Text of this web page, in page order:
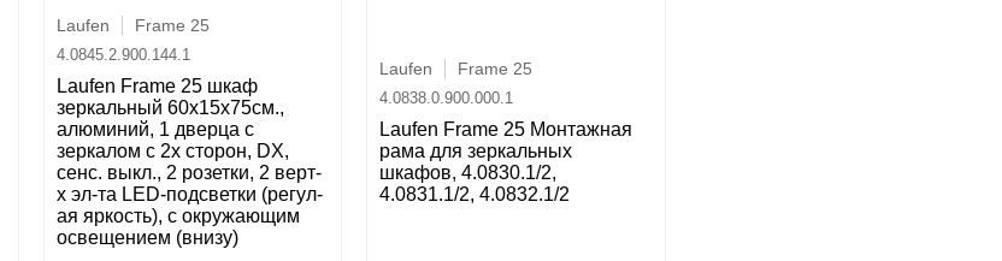
Laufen Frame 25
4.0845.2.900.144.1
Laufen Frame 25 шкаф
зеркальный 60x15x75cм.,
алюминий, 1 дверца с
зеркалом с 2х сторон, DX,
сенс. выкл., 2 розетки, 2 верт-
х эл-та LED-подсветки (регул-
ая яркость), с окружающим
освещением (внизу)
Laufen Frame 25
4.0838.0.900.000.1
Laufen Frame 25 Монтажная
рама для зеркальных
шкафов, 4.0830.1/2,
4.0831.1/2, 4.0832.1/2